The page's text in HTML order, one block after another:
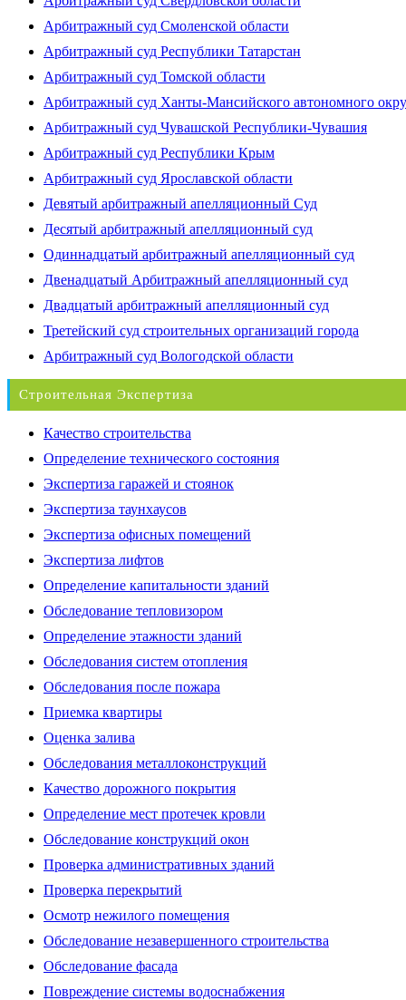
Арбитражный суд Смоленской области
Арбитражный суд Республики Татарстан
Арбитражный суд Томской области
Арбитражный суд Ханты-Мансийского автономного
Арбитражный суд Чувашской Республики-Чувашия
Арбитражный суд Республики Крым
Арбитражный суд Ярославской области
Девятый арбитражный апелляционный Суд
Десятый арбитражный апелляционный суд
Одиннадцатый арбитражный апелляционный суд
Двенадцатый Арбитражный апелляционный суд
Двадцатый арбитражный апелляционный суд
Третейский суд строительных организаций города
Арбитражный суд Вологодской области
Строительная Экспертиза
Качество строительства
Определение технического состояния
Экспертиза гаражей и стоянок
Экспертиза таунхаусов
Экспертиза офисных помещений
Экспертиза лифтов
Определение капитальности зданий
Обследование тепловизором
Определение этажности зданий
Обследования систем отопления
Обследования после пожара
Приемка квартиры
Оценка залива
Обследования металлоконструкций
Качество дорожного покрытия
Определение мест протечек кровли
Обследование конструкций окон
Проверка административных зданий
Проверка перекрытий
Осмотр нежилого помещения
Обследование незавершенного строительства
Обследование фасада
Повреждение системы водоснабжения